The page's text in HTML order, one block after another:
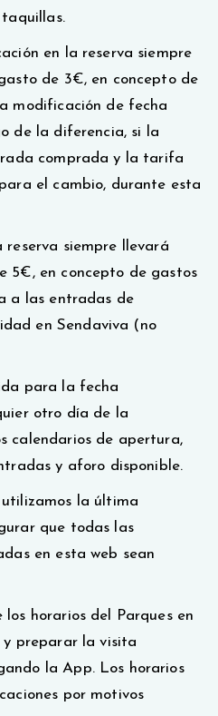
taquillas.
en la reserva siempre
de 3€, en concepto de
modificación de fecha
de la diferencia, si la
comprada y la tarifa
el cambio, durante esta
reserva siempre llevará
5€, en concepto de gastos
a las entradas de
en Sendaviva (no
para la fecha
otro día de la
calendarios de apertura,
y aforo disponible.
utilizamos la última
que todas las
en esta web sean
los horarios del Parques en
y preparar la visita
la App. Los horarios
por motivos